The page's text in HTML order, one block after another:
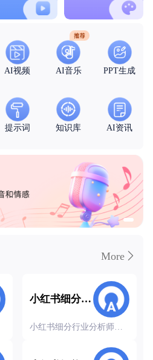
AI视频 AI音乐 PPT生成
提示词 知识库 AI资讯
More
小红书细分行
小红书细分行业分析师，
环境，助您掌握目标受